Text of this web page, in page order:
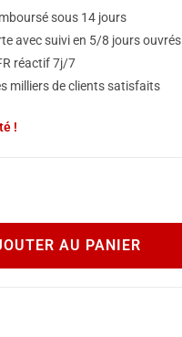
sous 14 jours
avec suivi en 5/8 jours ouvrés
réactif 7j/7
milliers de clients satisfaits
!
AU PANIER